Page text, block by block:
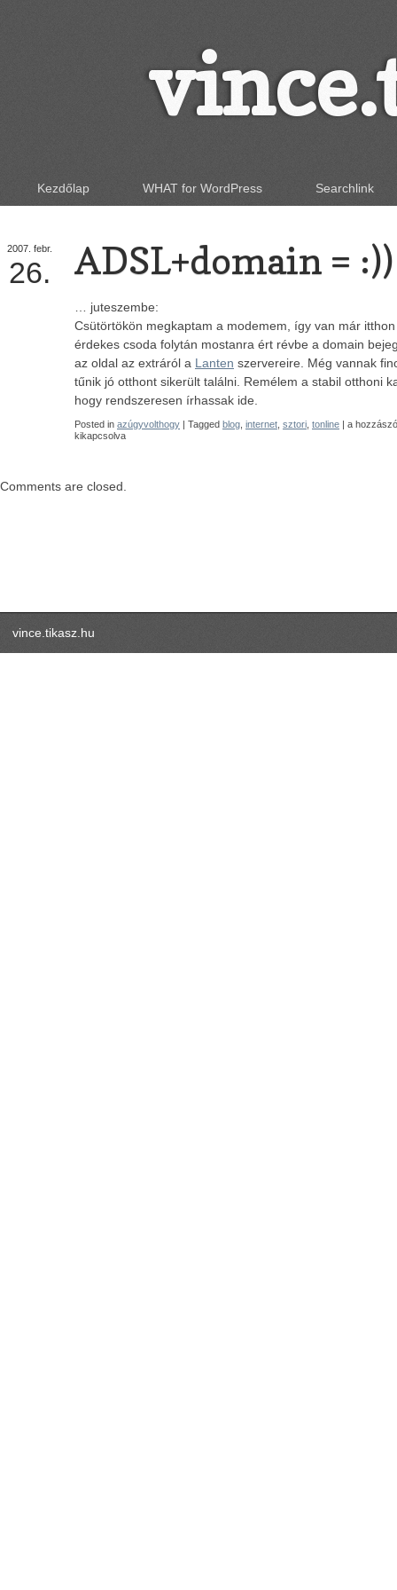
Kezdőlap WHAT for WordPress Searchlink
ADSL+domain = :))
2007. febr.
26.
… juteszembe:
Csütörtökön megkaptam a modemem, így van már
érdekes csoda folytán mostanra ért révbe a domain
az oldal az extráról a Lanten szervereire. Még vannak
tűnik jó otthont sikerült találni. Remélem a stabil otthoni
hogy rendszeresen írhassak ide.
Posted in azúgyvolthogy | Tagged blog internet sztori tonline | a
kikapcsolva
Comments are closed.
vince.tikasz.hu